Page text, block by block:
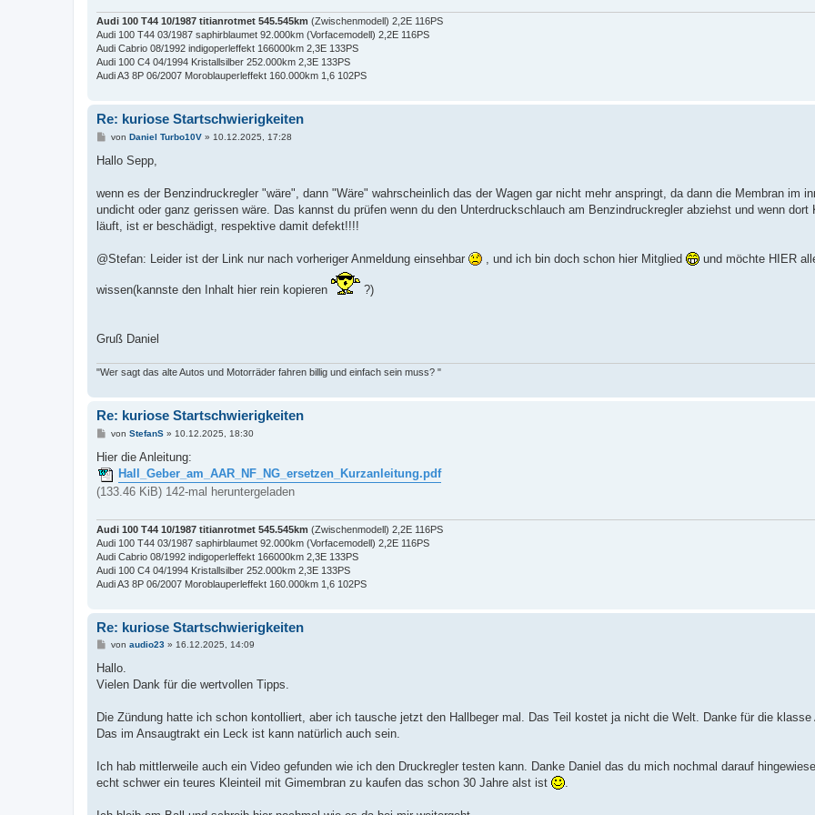
Audi 100 T44 10/1987 titianrotmet 545.545km (Zwischenmodell) 2,2E 116PS
Audi 100 T44 03/1987 saphirblaumet 92.000km (Vorfacemodell) 2,2E 116PS
Audi Cabrio 08/1992 indigoperleffekt 166000km 2,3E 133PS
Audi 100 C4 04/1994 Kristallsilber 252.000km 2,3E 133PS
Audi A3 8P 06/2007 Moroblauperleffekt 160.000km 1,6 102PS
Re: kuriose Startschwierigkeiten
B
i
a
von Daniel Turbo10V» 10.12.2025, 17:28
Hallo Sepp,
wenn es der Benzindruckregler "wäre", dann "Wäre" wahrscheinlich das der Wagen gar nicht mehr anspringt, da dann die Membran im
undicht oder ganz gerissen wäre. Das kannst du prüfen wenn du den Unterdruckschlauch am Benzindruckregler abziehst und wenn dort
läuft, ist er beschädigt, respektive damit defekt!!!!
@Stefan: Leider ist der Link nur nach vorheriger Anmeldung einsehbar , und ich bin doch schon hier Mitglied und möchte HIER
wissen(kannste den Inhalt hier rein kopieren ?)
Gruß Daniel
"Wer sagt das alte Autos und Motorräder fahren billig und einfach sein muss? "
Re: kuriose Startschwierigkeiten
B
i
r
a
g
von StefanS» 10.12.2025, 18:30
Hier die Anleitung:
Hall_Geber_am_AAR_NF_NG_ersetzen_Kurzanleitung.pdf
(133.46 KiB) 142-mal heruntergeladen
Audi 100 T44 10/1987 titianrotmet 545.545km (Zwischenmodell) 2,2E 116PS
Audi 100 T44 03/1987 saphirblaumet 92.000km (Vorfacemodell) 2,2E 116PS
Audi Cabrio 08/1992 indigoperleffekt 166000km 2,3E 133PS
Audi 100 C4 04/1994 Kristallsilber 252.000km 2,3E 133PS
Audi A3 8P 06/2007 Moroblauperleffekt 160.000km 1,6 102PS
Re: kuriose Startschwierigkeiten
B
i
r
von audio23» 16.12.2025, 14:09
Hallo.
Vielen Dank für die wertvollen Tipps.
Die Zündung hatte ich schon kontolliert, aber ich tausche jetzt den Hallbeger mal. Das Teil kostet ja nicht die Welt. Danke für die klasse
Das im Ansaugtrakt ein Leck ist kann natürlich auch sein.
Ich hab mittlerweile auch ein Video gefunden wie ich den Druckregler testen kann. Danke Daniel das du mich nochmal darauf
echt schwer ein teures Kleinteil mit Gimembran zu kaufen das schon 30 Jahre alst ist
.